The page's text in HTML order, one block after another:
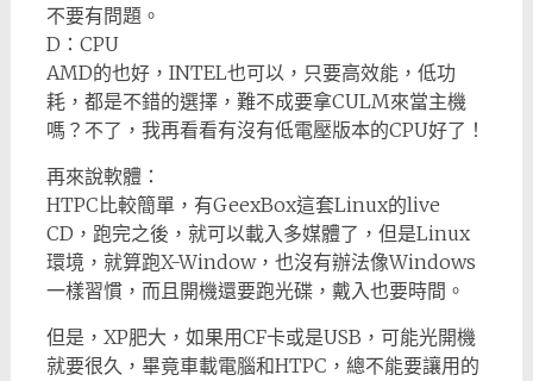
不要有問題。
D：CPU
AMD的也好，INTEL也可以，只要高效能，低功
耗，都是不錯的選擇，難不成要拿CULM來當主機
嗎？不了，我再看看有沒有低電壓版本的CPU好了！
再來說軟體：
HTPC比較簡單，有GeexBox這套Linux的live
CD，跑完之後，就可以載入多媒體了，但是Linux
環境，就算跑X-Window，也沒有辦法像Windows
一樣習慣，而且開機還要跑光碟，戴入也要時間。
但是，XP肥大，如果用CF卡或是USB，可能光開機
就要很久，畢竟車載電腦和HTPC，總不能要讓用的